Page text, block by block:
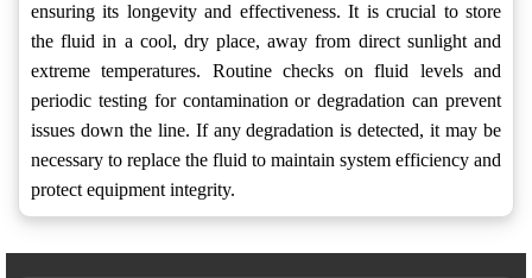
ensuring its longevity and effectiveness. It is crucial to store
the fluid in a cool, dry place, away from direct sunlight and
extreme temperatures. Routine checks on fluid levels and
periodic testing for contamination or degradation can prevent
issues down the line. If any degradation is detected, it may be
necessary to replace the fluid to maintain system efficiency and
protect equipment integrity.